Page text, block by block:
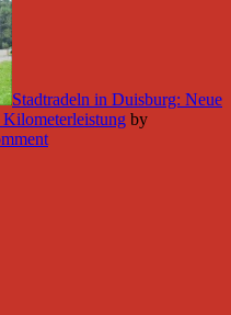
Stadtradeln in Duisburg: Neue
by